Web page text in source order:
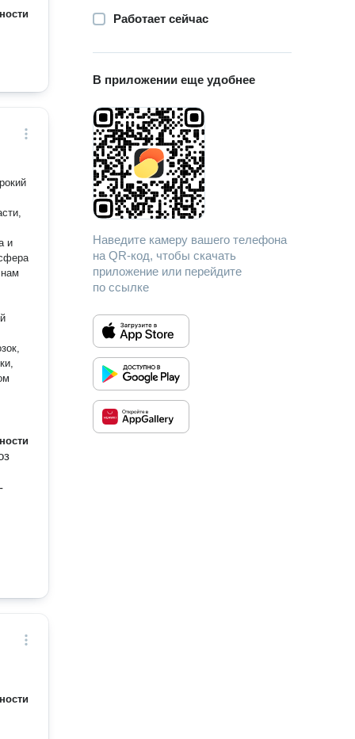
и
Работает сейчас
В приложении еще удобнее
Наведите камеру вашего телефона
на QR-код, чтобы скачать
приложение или перейдите
по ссылке